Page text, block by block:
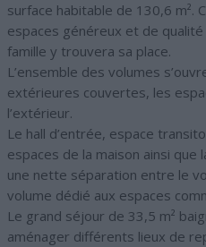
surface habitable de 130,6 m².
espaces généreux et de
famille y trouvera sa place.
L’ensemble des volumes
extérieures couvertes, les
l’extérieur.
Le hall d’entrée, espace
espaces de la maison ainsi
une nette séparation entre le
volume dédié aux espaces
Le grand séjour de 33,5 m²
aménager différents lieux de